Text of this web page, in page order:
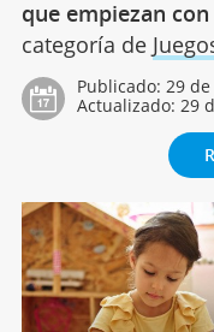
que empiezan
categoría de
Publicado: 29
Actualizado: 29